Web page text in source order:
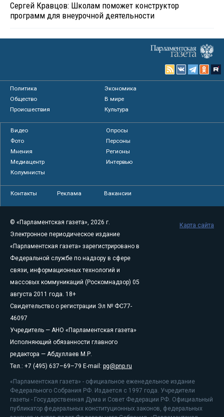
Сергей Кравцов: Школам поможет конструктор
программ для внеурочной деятельности
Политика
Экономика
Общество
В мире
Происшествия
Культура
Видео
Опросы
Фото
Персоны
Мнения
Регионы
Медиацентр
Интервью
Колумнисты
Контакты Реклама Вакансии
© «Парламентская газета», 2026 г.
Электронное периодическое издание
«Парламентская газета» зарегистрировано в
Федеральной службе по надзору в сфере
связи, информационных технологий и
массовых коммуникаций (Роскомнадзор) 05
августа 2011 года. 18+
Свидетельство о регистрации Эл № ФС77-
46097
Учредитель — АНО «Парламентская газета»
Исполняющий обязанности главного
редактора — Абдуллаев М.Р.
Тел.: +7 (495) 637–69–79 E-mail: pg@pnp.ru
«Парламентская газета» - официальное еженедельное издание
Федерального Собрания РФ. Издается с 1997 года. Учредители
газеты - Государственная Дума и Совет Федерации РФ. Официальный
публикатор федеральных конституционных законов, федеральных
Карта сайта